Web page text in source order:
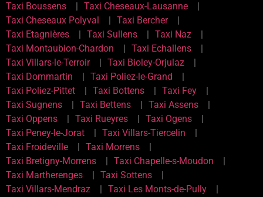
Taxi Boussens
Taxi Cheseaux-Lausanne
Taxi Cheseaux Polyval
Taxi Bercher
Taxi Etagnières
Taxi Sullens
Taxi Naz
Taxi Montaubion-Chardon
Taxi Echallens
Taxi Villars-le-Terroir
Taxi Bioley-Orjulaz
Taxi Dommartin
Taxi Poliez-le-Grand
Taxi Poliez-Pittet
Taxi Bottens
Taxi Fey
Taxi Sugnens
Taxi Bettens
Taxi Assens
Taxi Oppens
Taxi Rueyres
Taxi Ogens
Taxi Peney-le-Jorat
Taxi Villars-Tiercelin
Taxi Froideville
Taxi Morrens
Taxi Bretigny-Morrens
Taxi Chapelle-s-Moudon
Taxi Martherenges
Taxi Sottens
Taxi Villars-Mendraz
Taxi Les Monts-de-Pully